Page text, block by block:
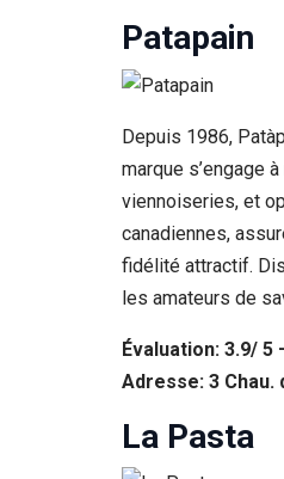
Patapain
Depuis 1986,
marque s’engage
viennoiseries, et
canadiennes,
fidélité attractif.
les amateurs de
Évaluation: 3.9/ 5
Adresse: 3 Chau.
La Pasta